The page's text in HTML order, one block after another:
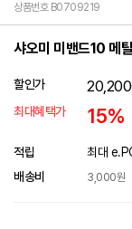
상품번호 B0709219
샤오미 미밴드10 메
할인가 20,200
최대혜택가
15%
적립 최대
배송비
3,000원